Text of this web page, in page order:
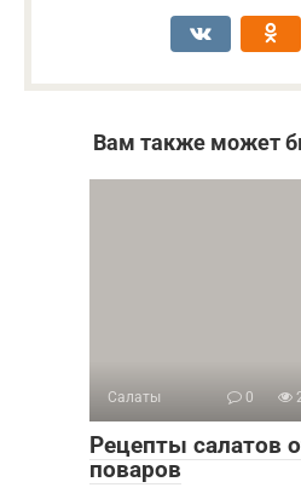
Вам также может
Салаты 0
Рецепты салатов
поваров